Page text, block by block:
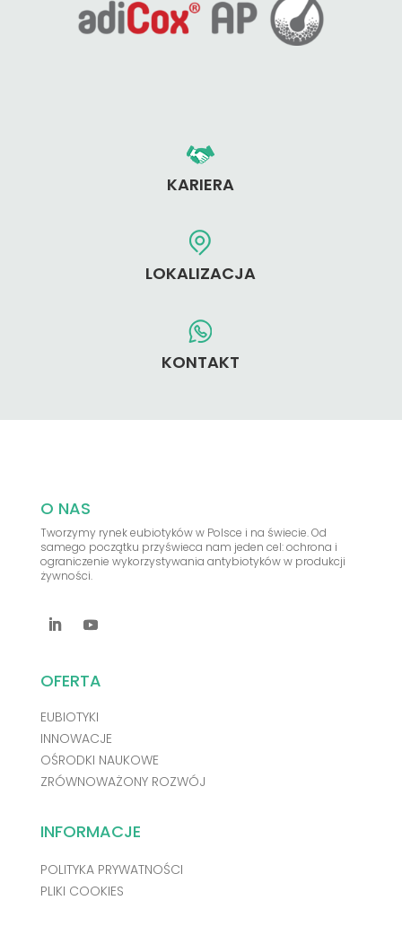
KARIERA
LOKALIZACJA
KONTAKT
O NAS
Tworzymy rynek eubiotyków w Polsce i na świecie. Od
samego początku przyświeca nam jeden cel: ochrona i
ograniczenie wykorzystywania antybiotyków w produkcji
żywności.
OFERTA
EUBIOTYKI
INNOWACJE
OŚRODKI NAUKOWE
ZRÓWNOWAŻONY ROZWÓJ
INFORMACJE
POLITYKA PRYWATNOŚCI
PLIKI COOKIES